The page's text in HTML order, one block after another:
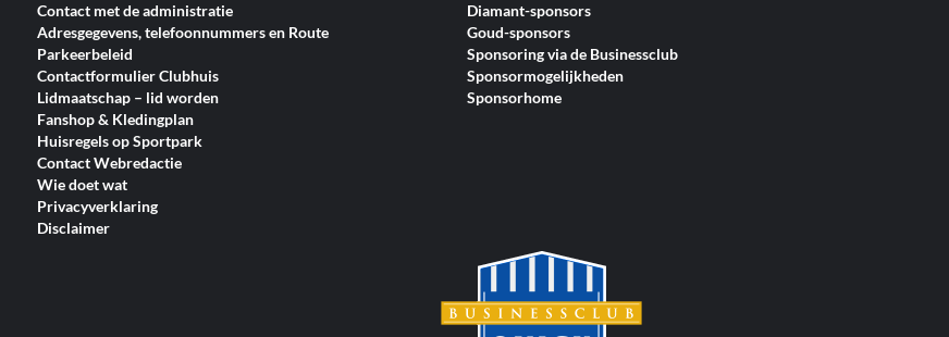
#bestevannederland
#bestuur
#Bidons
#bier
#biertje
#bingo
#blauwwit
Contact met de administratie
Adresgegevens, telefoonnummers en Route
Parkeerbeleid
Contactformulier Clubhuis
Lidmaatschap – lid worden
Fanshop & Kledingplan
Huisregels op Sportpark
Contact Webredactie
Wie doet wat
Privacyverklaring
Disclaimer
Diamant-sponsors
Goud-sponsors
Sponsoring via de Businessclub
Sponsormogelijkheden
Sponsorhome